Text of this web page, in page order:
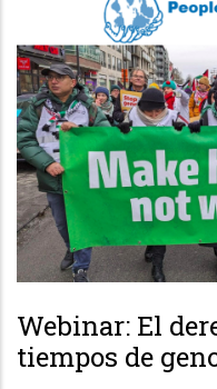
Webinar: El
tiempos de